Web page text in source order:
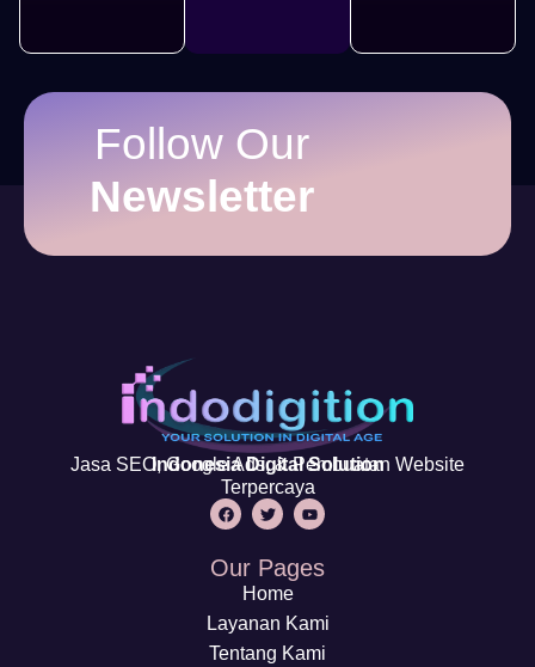
Follow Our
Newsletter
Indonesia Digital Solution
Jasa SEO, Google Ads, & Pembuatan Website
Terpercaya
Our Pages
Home
Layanan Kami
Tentang Kami